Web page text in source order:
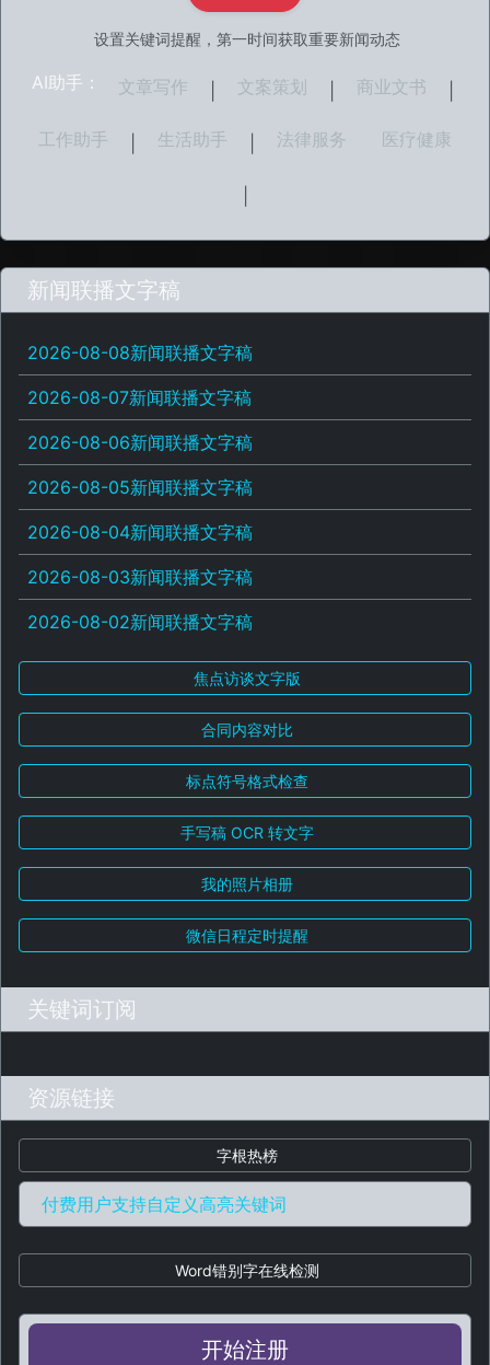
设置关键词提醒，第一时间获取重要新闻动态
AI助手： 文章写作 文案策划 商业文书
工作助手 生活助手 法律服务 医疗健康
新闻联播文字稿
2026-08-08新闻联播文字稿
2026-08-07新闻联播文字稿
2026-08-06新闻联播文字稿
2026-08-05新闻联播文字稿
2026-08-04新闻联播文字稿
2026-08-03新闻联播文字稿
2026-08-02新闻联播文字稿
焦点访谈文字版
合同内容对比
标点符号格式检查
手写稿 OCR 转文字
我的照片相册
微信日程定时提醒
关键词订阅
资源链接
字根热榜
付费用户支持自定义高亮关键词
Word错别字在线检测
开始注册